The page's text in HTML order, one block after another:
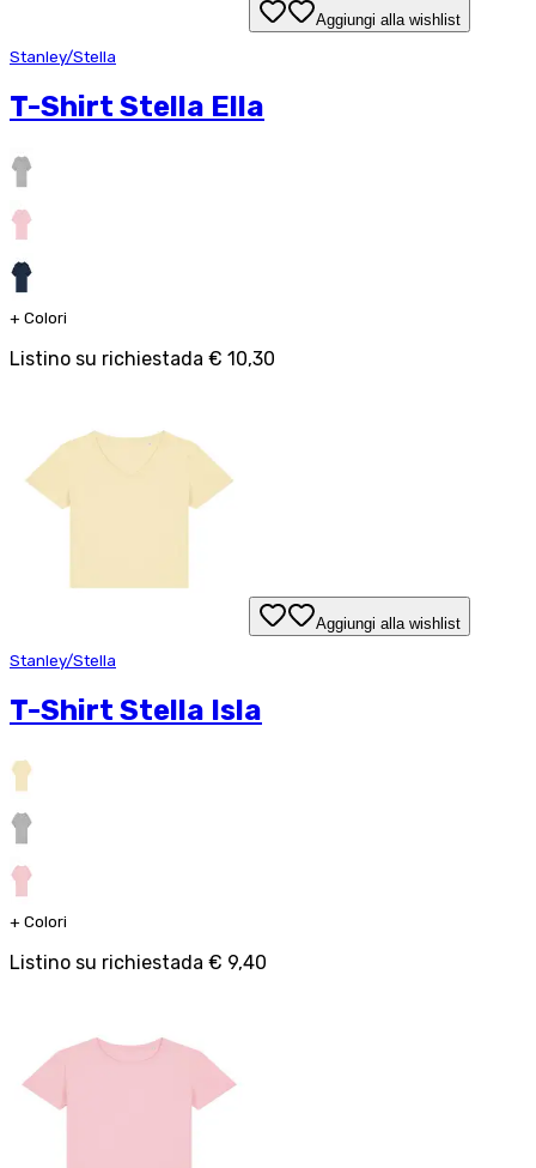
Aggiungi alla wishlist
Stanley/Stella
T-Shirt Stella Ella
+ Colori
Listino su richiestada € 10,30
Aggiungi alla wishlist
Stanley/Stella
T-Shirt Stella Isla
+ Colori
Listino su richiestada € 9,40